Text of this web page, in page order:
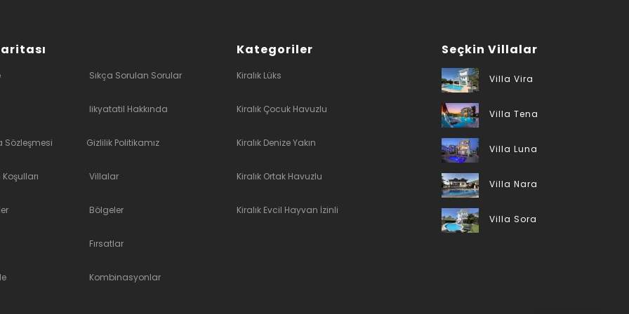
Sıkça Sorulan Sorular
likyatatil Hakkında
Sözleşmesi Gizlilik Politikamız
Villalar
Bölgeler
Fırsatlar
Kombinasyonlar
Kategoriler
Kiralık Lüks
Kiralık Çocuk Havuzlu
Kiralık Denize Yakın
Kiralık Ortak Havuzlu
Kiralık Evcil Hayvan İzinli
Seçkin Villalar
Villa Vira
Villa Tena
Villa Luna
Villa Nara
Villa Sora